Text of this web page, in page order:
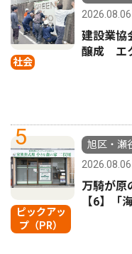
社会
2026.08.06
建設業協
醸成 エ
5
ピックアッ
プ（PR）
旭区・瀬
2026.08.06
万騎が
【6】「